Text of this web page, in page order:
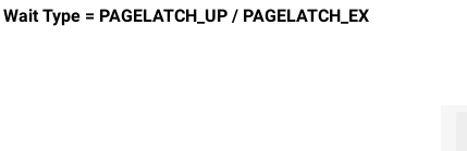
Wait Type = PAGELATCH_UP / PAGELATCH_EX